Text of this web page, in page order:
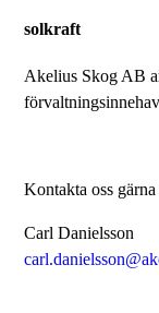
solkraft
Akelius Skog AB
Kontakta oss
Carl Danielsson